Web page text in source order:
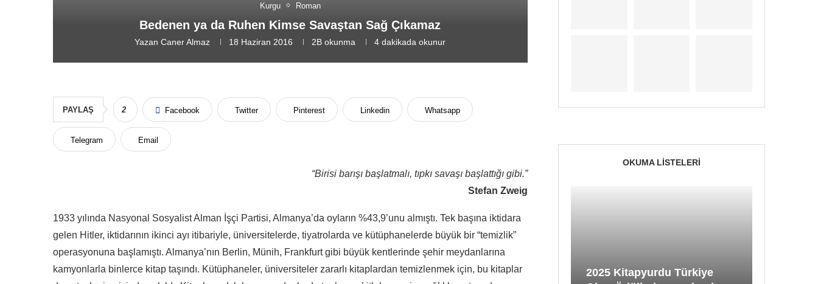
Kurgu Roman
Bedenen ya da Ruhen Kimse Savaştan Sağ Çıkamaz
YazanCaner Almaz 18 Haziran 2016 2B okunma 4 dakikada okunur
PAYLAŞ 2 Facebook Twitter Pinterest Linkedin Whatsapp
Telegram Email
“Birisi barışı başlatmalı, tıpkı savaşı başlattığı gibi.”
Stefan Zweig
1933 yılında Nasyonal Sosyalist Alman İşçi Partisi, Almanya’da oyların %43,9’unu almıştı. Tek başına iktidara
gelen Hitler, iktidarının ikinci ayı itibariyle, üniversitelerde, tiyatrolarda ve kütüphanelerde büyük bir “temizlik”
operasyonuna başlamıştı. Almanya’nın Berlin, Münih, Frankfurt gibi büyük kentlerinde şehir meydanlarına
kamyonlarla binlerce kitap taşındı. Kütüphaneler, üniversiteler zararlı kitaplardan temizlenmek için, bu kitaplar
OKUMA LISTELERI
2025 Kitapyurdu Türkiye